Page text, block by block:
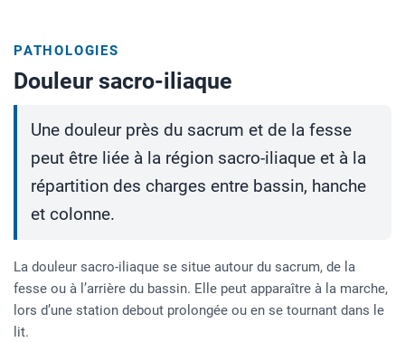
PATHOLOGIES
Douleur sacro-iliaque
Une douleur près du sacrum et de la fesse
peut être liée à la région sacro-iliaque et à la
répartition des charges entre bassin, hanche
et colonne.
La douleur sacro-iliaque se situe autour du sacrum, de la
fesse ou à l’arrière du bassin. Elle peut apparaître à la marche,
lors d’une station debout prolongée ou en se tournant dans le
lit.